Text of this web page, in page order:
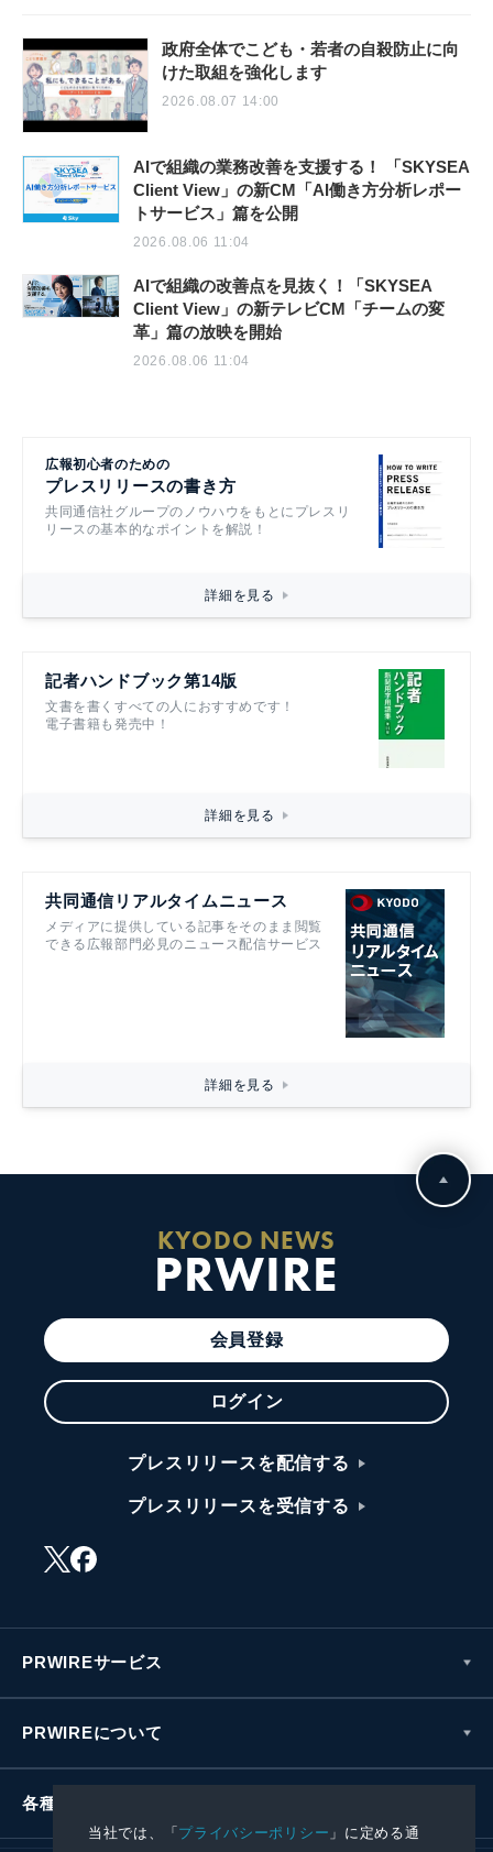
当社では、「プライバシーポリシー 」に定める通
政府全体でこども・若者の自殺防止に向
けた取組を強化します
2026.08.07 14:00
AIで組織の業務改善を支援する！ 「SKYSEA
Client View」の新CM「AI働き方分析レポー
トサービス」篇を公開
2026.08.06 11:04
AIで組織の改善点を見抜く！「SKYSEA
Client View」の新テレビCM「チームの変
革」篇の放映を開始
2026.08.06 11:04
広報初心者のための
プレスリリースの書き方
共同通信社グループのノウハウをもとにプレスリ
リースの基本的なポイントを解説！
詳細を見る
記者ハンドブック第14版
文書を書くすべての人におすすめです！
電子書籍も発売中！
詳細を見る
共同通信リアルタイムニュース
メディアに提供している記事をそのまま閲覧
できる広報部門必見のニュース配信サービス
詳細を見る
KYODO NEWS
PRWIRE
会員登録
ログイン
プレスリリースを配信する
プレスリリースを受信する
PRWIREサービス
PRWIREについて
各種お問い合わせ